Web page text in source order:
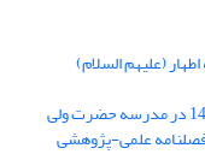
(علیهم السلام)
برگزاری جلسه هیئت تحریریه در تاریخ 1402/8/22 در مدرسه حضرت ولی
علمی-پژوهشی